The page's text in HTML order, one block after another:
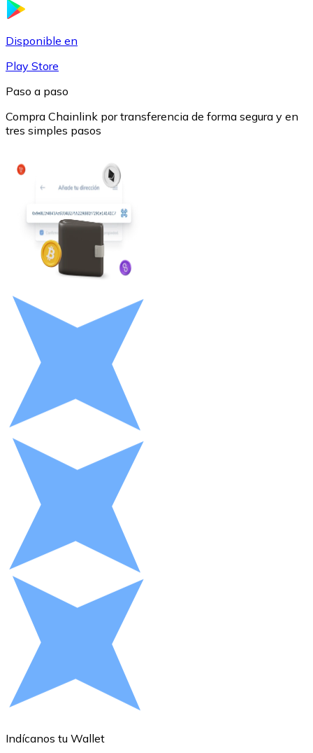
LTC
XRP
Efectivo
Compra criptomonedas con efectivo en tu tienda más
Comprar con efectivo
Transferencia SEPA
Añade fondos a tu cuenta Bitnovo o realiza compras
Comprar con Transferencia
Tarjeta de crédito / débito
Utiliza tarjetas Visa y Mastercard para comprar
Tienda - Tarjetas regalo
Disponible en
Play Store
Paso a paso
Compra Chainlink por transferencia de forma segura y en
tres simples pasos
Indícanos tu Wallet